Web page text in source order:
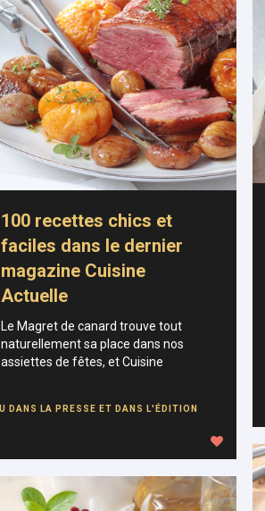
100 recettes chics et
faciles dans le dernier
magazine Cuisine
Actuelle
Le Magret de canard trouve tout
naturellement sa place dans nos
assiettes de fêtes, et Cuisine
DANS LA PRESSE ET DANS L'ÉDITION